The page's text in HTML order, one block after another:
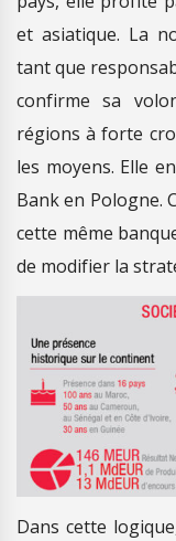
et asiatique. La
tant que
confirme sa
régions à forte
les moyens. Elle
Bank en Pologne.
cette même
de modifier la
Dans cette